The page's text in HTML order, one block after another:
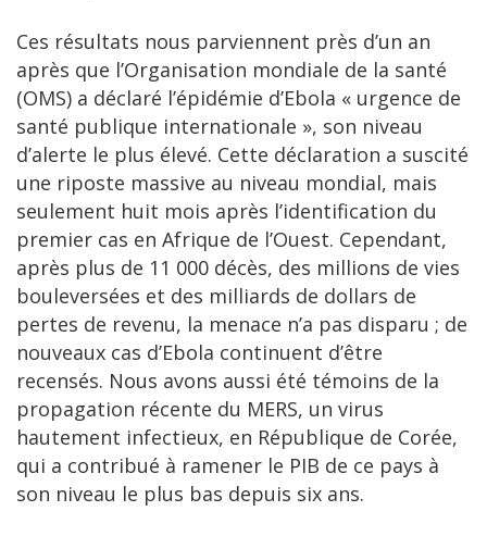
Ces résultats nous parviennent près d’un an
après que l’Organisation mondiale de la santé
(OMS) a déclaré l’épidémie d’Ebola « urgence de
santé publique internationale », son niveau
d’alerte le plus élevé. Cette déclaration a suscité
une riposte massive au niveau mondial, mais
seulement huit mois après l’identification du
premier cas en Afrique de l’Ouest. Cependant,
après plus de 11 000 décès, des millions de vies
bouleversées et des milliards de dollars de
pertes de revenu, la menace n’a pas disparu ; de
nouveaux cas d’Ebola continuent d’être
recensés. Nous avons aussi été témoins de la
propagation récente du MERS, un virus
hautement infectieux, en République de Corée,
qui a contribué à ramener le PIB de ce pays à
son niveau le plus bas depuis six ans.